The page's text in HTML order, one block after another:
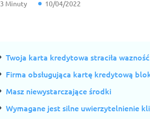
3 Minuty 10/04/2022
Twoja karta kredytowa straciła wazność
Firma obsługująca kartę kredytową
Masz niewystarczające środki
Wymagane jest silne uwierzytelnienie